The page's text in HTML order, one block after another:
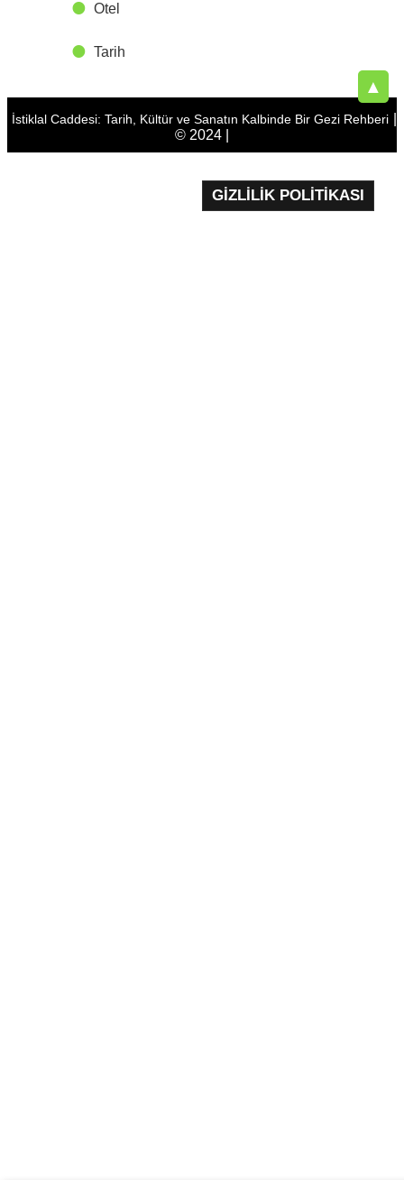
Otel
Tarih
▲
İstiklal Caddesi: Tarih, Kültür ve Sanatın Kalbinde Bir Gezi Rehberi
© 2024 |
GIZLILIK POLITIKASI